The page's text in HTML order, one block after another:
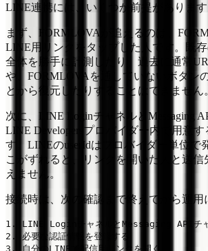
LINE連携には、いくつか前提があります
まず、FORMLOVAが追えるのは、
LINE用リンクをタップした人です。既
全体を勝手に計測したり、過去に通常
や、FORMLOVAを通していないボタン
とから復元したりすることはできません
次に、LINE LoginチャネルとMessaging
LINE Developersプロバイダー内で用意す
す。LINEのuserIdはプロバイダー単位で
こがずれると、リンクを開いた人と送信
えません。
接続時は、次の確認まで終えてから運用
1. LINE LoginチャネルとMessaging APIチャ
2. 必要な認証情報を登録する
3. 自分のLINEで配信用リンクを開く